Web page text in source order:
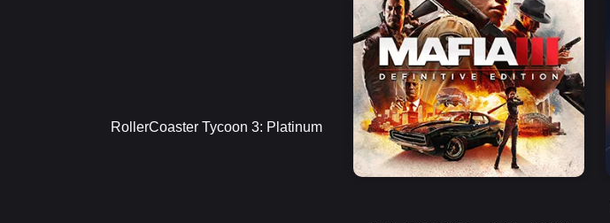
RollerCoaster Tycoon 3: Platinum